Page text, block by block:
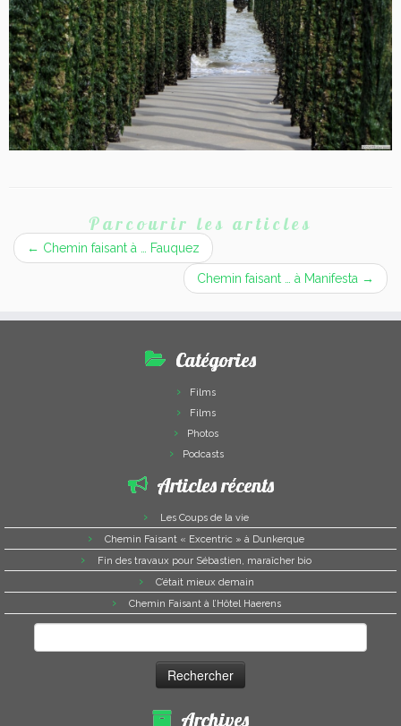
Parcourir les articles
← Chemin faisant à … Fauquez
Chemin faisant … à Manifesta →
Catégories
Films
Films
Photos
Podcasts
Articles récents
Les Coups de la vie
Chemin Faisant « Excentric » à Dunkerque
Fin des travaux pour Sébastien, maraîcher bio
C’était mieux demain
Chemin Faisant à l’Hôtel Haerens
Archives